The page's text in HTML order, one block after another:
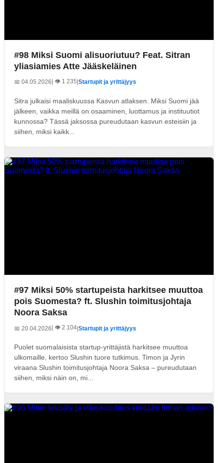
#98 Miksi Suomi alisuoriutuu? Feat. Sitran
yliasiamies Atte Jääskeläinen
📅 04.05.2026| 👁️ 1 235 Startupit ja yrittäjyys
Sitra julkaisi maaliskuussa Kasvun atlaksen. Miksi Suomi jää
jälkeen, vaikka meillä on osaaminen, luottamus ja instituutiot
kunnossa? Tässä jaksossa pureudutaan kasvun esteisiin ja
siihen, miksi kaikk...
#97 Miksi 50% startupeista harkitsee muuttoa
pois Suomesta? ft. Slushin toimitusjohtaja
Noora Saksa
📅 20.04.2026 | 👁️ 2 104|Startupit ja yrittäjyys
Puolet suomalaisista startup-yrittäjistä harkitsee muuttoa
ulkomaille, kertoo Slushin tuore tutkimus. Timon ja Jyrin
viraana Slushin toimitusjohtaja Noora Saksa – pureudutaan
siihen, miksi näin on, mi...